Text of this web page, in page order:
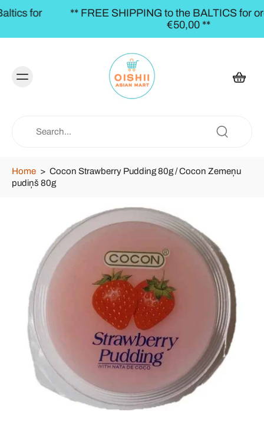
** FREE SHIPPING to the BALTICS for orders over
€50,00 **
Home > Cocon Strawberry Pudding 80g / Cocon Zemeņu
pudiņš 80g